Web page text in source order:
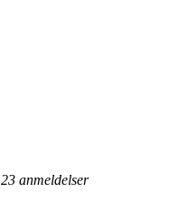
23 anmeldelser